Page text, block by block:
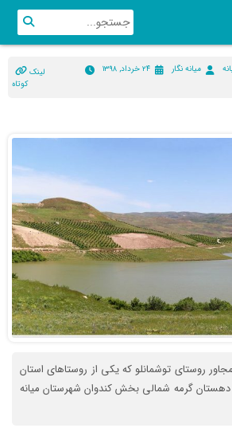
میانه نگار
۲۴ خرداد, ۱۳۹۸
لینک
کوتاه
روستای توشمانلو که یکی از روستاهای استان
گرمه شمالی بخش کندوان شهرستان میانه